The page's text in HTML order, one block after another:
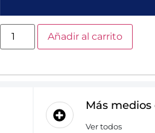
Añadir al carrito
Más medios
Ver todos